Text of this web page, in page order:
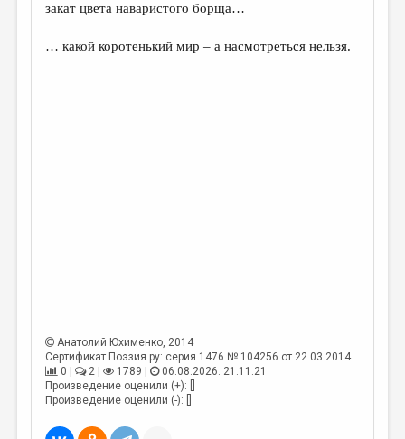
закат цвета наваристого борща…
… какой коротенький мир – а насмотреться нельзя.
Анатолий Юхименко, 2014
Сертификат Поэзия.ру: серия 1476 № 104256 от 22.03.2014
0 |
2 | 1789 |
06.08.2026. 21:11:21
Произведение оценили (+): []
Произведение оценили (-): []